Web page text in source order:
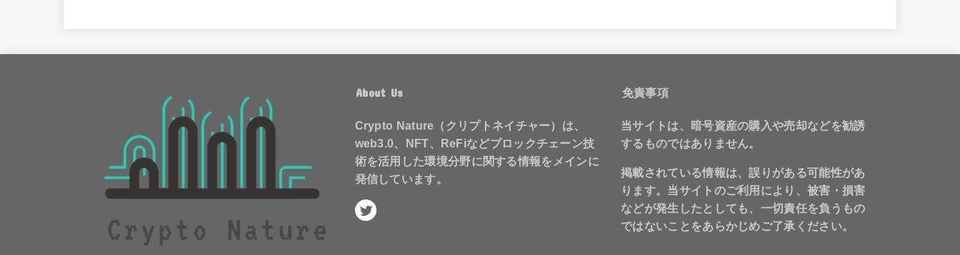
About Us
Crypto Nature（クリプトネイチャー）は、
web3.0、NFT、ReFiなどブロックチェーン技
術を活用した環境分野に関する情報をメインに
発信しています。
免責事項
当サイトは、暗号資産の購入や売却などを勧誘
するものではありません。
掲載されている情報は、誤りがある可能性があ
ります。当サイトのご利用により、被害・損害
などが発生したとしても、一切責任を負うもの
ではないことをあらかじめご了承ください。